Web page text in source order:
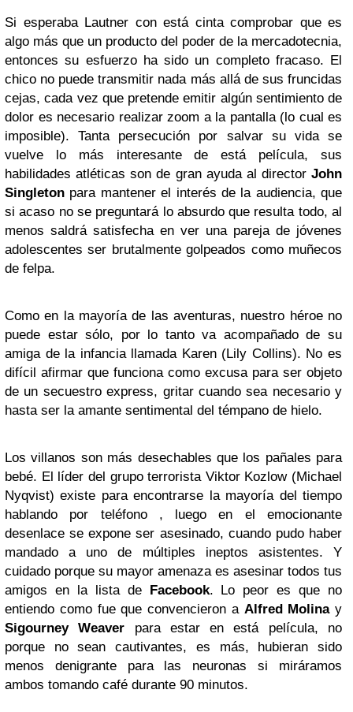
Si esperaba Lautner con está cinta comprobar que es
algo más que un producto del poder de la mercadotecnia,
entonces su esfuerzo ha sido un completo fracaso. El
chico no puede transmitir nada más allá de sus fruncidas
cejas, cada vez que pretende emitir algún sentimiento de
dolor es necesario realizar zoom a la pantalla (lo cual es
imposible). Tanta persecución por salvar su vida se
vuelve lo más interesante de está película, sus
habilidades atléticas son de gran ayuda al director John
Singleton para mantener el interés de la audiencia, que
si acaso no se preguntará lo absurdo que resulta todo, al
menos saldrá satisfecha en ver una pareja de jóvenes
adolescentes ser brutalmente golpeados como muñecos
de felpa.
Como en la mayoría de las aventuras, nuestro héroe no
puede estar sólo, por lo tanto va acompañado de su
amiga de la infancia llamada Karen (Lily Collins). No es
difícil afirmar que funciona como excusa para ser objeto
de un secuestro express, gritar cuando sea necesario y
hasta ser la amante sentimental del témpano de hielo.
Los villanos son más desechables que los pañales para
bebé. El líder del grupo terrorista Viktor Kozlow (Michael
Nyqvist) existe para encontrarse la mayoría del tiempo
hablando por teléfono , luego en el emocionante
desenlace se expone ser asesinado, cuando pudo haber
mandado a uno de múltiples ineptos asistentes. Y
cuidado porque su mayor amenaza es asesinar todos tus
amigos en la lista de Facebook. Lo peor es que no
entiendo como fue que convencieron a Alfred Molinay
Sigourney Weaver para estar en está película, no
porque no sean cautivantes, es más, hubieran sido
menos denigrante para las neuronas si miráramos
ambos tomando café durante 90 minutos.